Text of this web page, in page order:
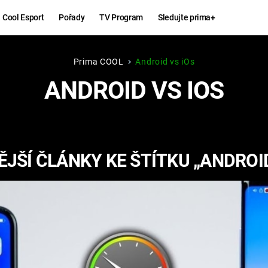
Cool Esport Pořady TV Program Sledujte prima+
Hry
KINGDOM
COME:
ESPORT
Zábava
CHUCK
Prima COOL Android vs iOs
ANDROID VS IOS
ČLÁNKY KE ŠTÍTKU